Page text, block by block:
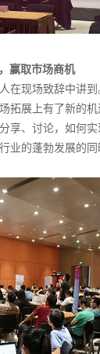
赢取市场商机
在现场致辞中讲
拓展上有了新的
享、讨论，如何
业的蓬勃发展的